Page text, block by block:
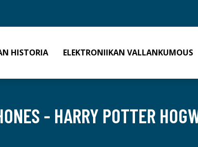
HISTORIA ELEKTRONIIKAN VALLANKUMOUS
- HARRY POTTER